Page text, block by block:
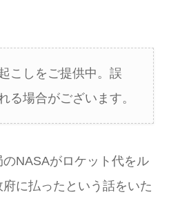
こしをご提供中。誤
る場合がございます。
NASAがロケット代をル
に払ったという話をいた